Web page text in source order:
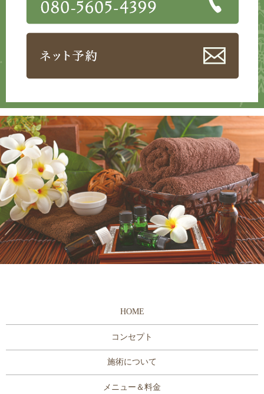
HOME
コンセプト
施術について
メニュー＆料金